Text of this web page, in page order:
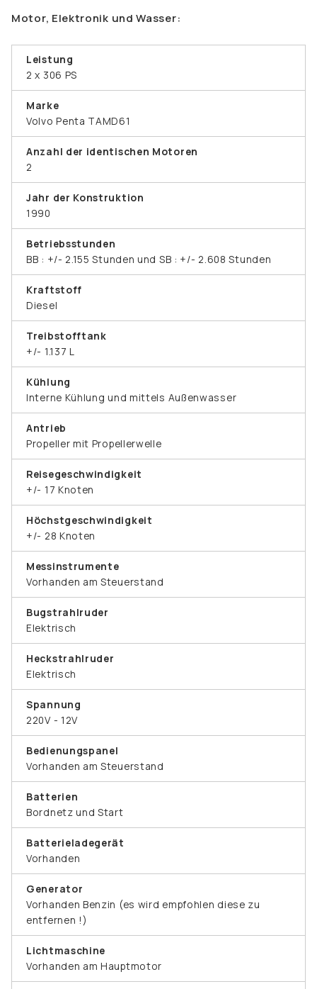
Motor, Elektronik und Wasser:
Leistung
2 x 306 PS
Marke
Volvo Penta TAMD61
Anzahl der identischen Motoren
2
Jahr der Konstruktion
1990
Betriebsstunden
BB : +/- 2.155 Stunden und SB : +/- 2.608 Stunden
Kraftstoff
Diesel
Treibstofftank
+/- 1.137 L
Kühlung
Interne Kühlung und mittels Außenwasser
Antrieb
Propeller mit Propellerwelle
Reisegeschwindigkeit
+/- 17 Knoten
Höchstgeschwindigkeit
+/- 28 Knoten
Messinstrumente
Vorhanden am Steuerstand
Bugstrahlruder
Elektrisch
Heckstrahlruder
Elektrisch
Spannung
220V - 12V
Bedienungspanel
Vorhanden am Steuerstand
Batterien
Bordnetz und Start
Batterieladegerät
Vorhanden
Generator
Vorhanden Benzin (es wird empfohlen diese zu
entfernen !)
Lichtmaschine
Vorhanden am Hauptmotor